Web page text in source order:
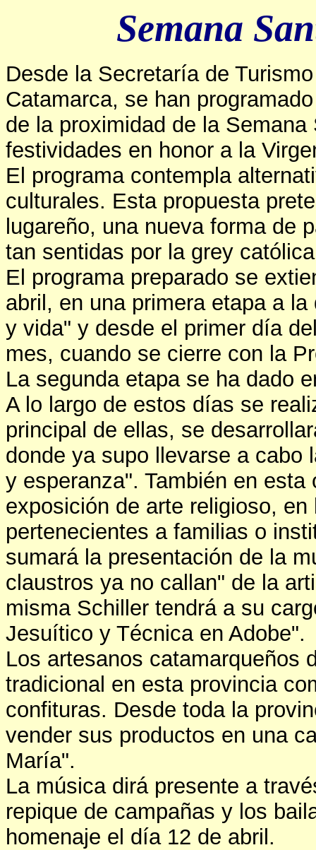
Semana
Desde la Secretaría de
Catamarca, se han
de la proximidad de la
festividades en honor a la
El programa contempla
culturales. Esta propuesta
lugareño, una nueva forma de
tan sentidas por la grey
El programa preparado se
abril, en una primera etapa a
y vida" y desde el primer día
mes, cuando se cierre con la
La segunda etapa se ha dado
A lo largo de estos días se
principal de ellas, se
donde ya supo llevarse a cabo
y esperanza". También en
exposición de arte religioso,
pertenecientes a familias o
sumará la presentación de la
claustros ya no callan" de la
misma Schiller tendrá a su
Jesuítico y Técnica en Adobe".
Los artesanos catamarqueños
tradicional en esta provincia
confituras. Desde toda la
vender sus productos en una
María".
La música dirá presente a
repique de campañas y los
homenaje el día 12 de abril.